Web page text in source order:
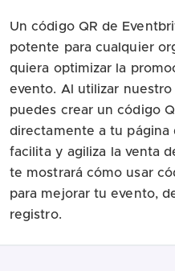
Un código QR de
potente para cualquier
quiera optimizar la
evento. Al utilizar
puedes crear un código
directamente a tu página
facilita y agiliza la venta
te mostrará cómo usar
para mejorar tu evento,
registro.